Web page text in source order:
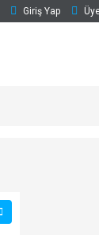
Giriş Yap